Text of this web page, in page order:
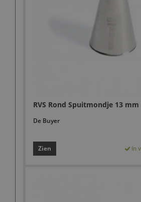
RVS Rond Spuitmondje 13 mm
De Buyer
Zien In